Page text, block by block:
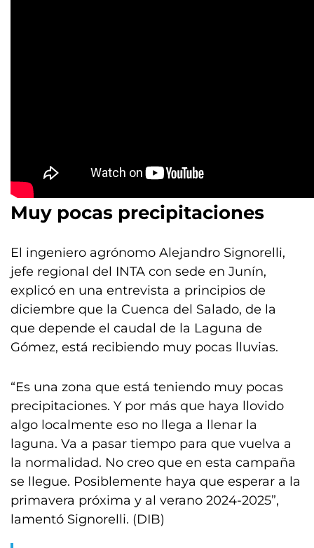
Muy pocas precipitaciones
El ingeniero agrónomo Alejandro Signorelli,
jefe regional del INTA con sede en Junín,
explicó en una entrevista a principios de
diciembre que la Cuenca del Salado, de la
que depende el caudal de la Laguna de
Gómez, está recibiendo muy pocas lluvias.
“Es una zona que está teniendo muy pocas
precipitaciones. Y por más que haya llovido
algo localmente eso no llega a llenar la
laguna. Va a pasar tiempo para que vuelva a
la normalidad. No creo que en esta campaña
se llegue. Posiblemente haya que esperar a la
primavera próxima y al verano 2024-2025”,
lamentó Signorelli. (DIB)